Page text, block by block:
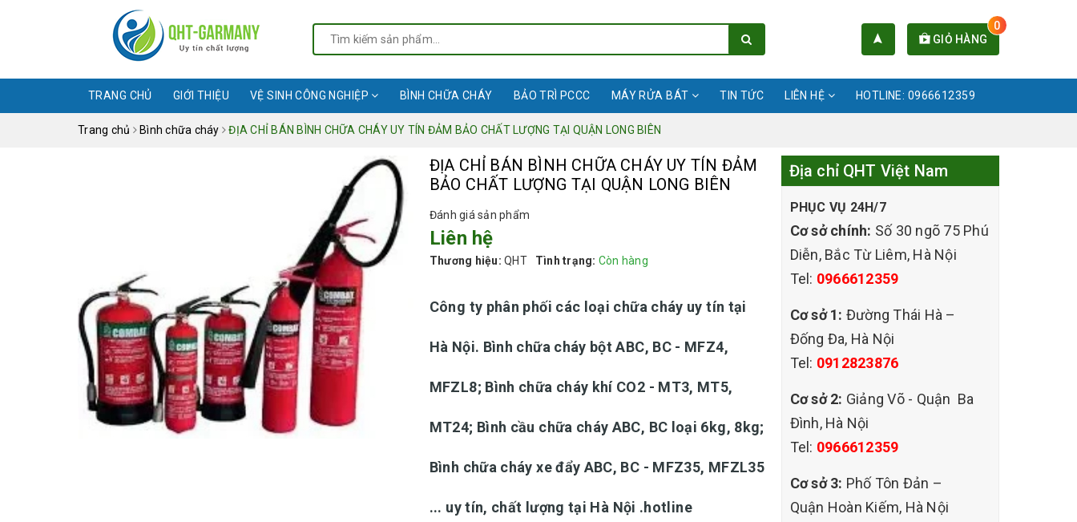
GIỎ HÀNG
0
TRANG CHỦ GIỚI THIỆU VỆ SINH CÔNG NGHIỆP BÌNH CHỮA CHÁY BẢO TRÌ PCCC MÁY RỬA BÁT TIN TỨC LIÊN HỆ HOTLINE: 0966612359
Trang chủ Bình chữa cháy ĐỊA CHỈ BÁN BÌNH CHỮA CHÁY UY TÍN ĐẢM BẢO CHẤT LƯỢNG TẠI QUẬN LONG BIÊN
ĐỊA CHỈ BÁN BÌNH CHỮA CHÁY UY TÍN ĐẢM
BẢO CHẤT LƯỢNG TẠI QUẬN LONG BIÊN
Đánh giá sản phẩm
Liên hệ
Thương hiệu: QHT Tình trạng: Còn hàng
Công ty phân phối các loại chữa cháy uy tín tại
Hà Nội. Bình chữa cháy bột ABC, BC - MFZ4,
MFZL8; Bình chữa cháy khí CO2 - MT3, MT5,
MT24; Bình cầu chữa cháy ABC, BC loại 6kg, 8kg;
Bình chữa cháy xe đẩy ABC, BC - MFZ35, MFZL35
... uy tín, chất lượng tại Hà Nội .hotline
Địa chỉ QHT Việt Nam
PHỤC VỤ 24H/7
Cơ sở chính: Số 30 ngõ 75 Phú
Diễn, Bắc Từ Liêm, Hà Nội
Tel: 0966612359
Cơ sở 1: Đường Thái Hà –
Đống Đa, Hà Nội
Tel: 0912823876
Cơ sở 2: Giảng Võ - Quận Ba
Đình, Hà Nội
Tel: 0966612359
Cơ sở 3: Phố Tôn Đản –
Quận Hoàn Kiếm, Hà Nội